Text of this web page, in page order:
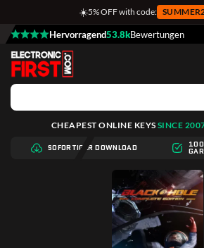
☀️5% OFF with code:
Hervorragend53.8kBewertungen
CHEAPEST ONLINE KEYS SINCE
SOFORTIGER DOWNLOAD